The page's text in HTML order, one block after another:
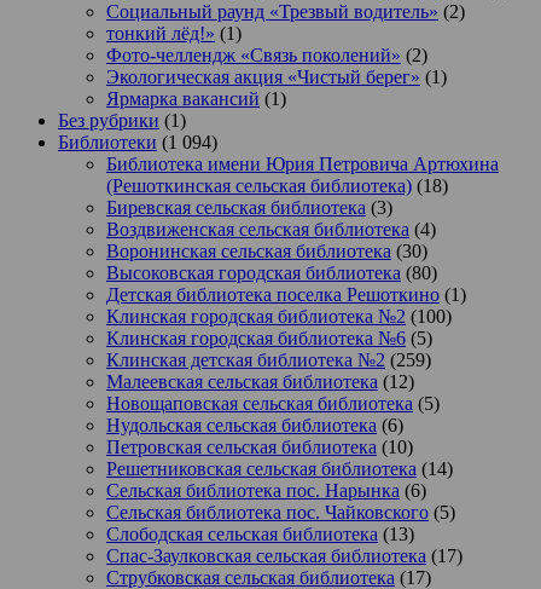
Социальный раунд «Трезвый водитель» (2)
тонкий лёд!» (1)
Фото-челлендж «Связь поколений» (2)
Экологическая акция «Чистый берег» (1)
Ярмарка вакансий (1)
Без рубрики (1)
Библиотеки (1 094)
Библиотека имени Юрия Петровича Артюхина
(Решоткинская сельская библиотека) (18)
Биревская сельская библиотека (3)
Воздвиженская сельская библиотека (4)
Воронинская сельская библиотека (30)
Высоковская городская библиотека (80)
Детская библиотека поселка Решоткино (1)
Клинская городская библиотека №2 (100)
Клинская городская библиотека №6 (5)
Клинская детская библиотека №2 (259)
Малеевская сельская библиотека (12)
Новощаповская сельская библиотека (5)
Нудольская сельская библиотека (6)
Петровская сельская библиотека (10)
Решетниковская сельская библиотека (14)
Сельская библиотека пос. Нарынка (6)
Сельская библиотека пос. Чайковского (5)
Слободская сельская библиотека (13)
Спас-Заулковская сельская библиотека (17)
Струбковская сельская библиотека (17)